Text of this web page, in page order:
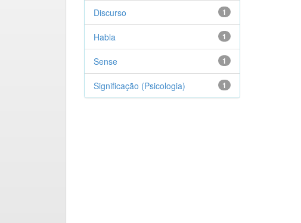
1
Discurso
1
Habla
1
Sense
1
Significação (Psicologia)